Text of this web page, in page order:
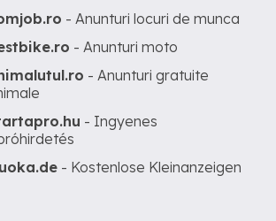
- Anunturi locuri de munca
- Anunturi moto
- Anunturi gratuite
- Ingyenes
- Kostenlose Kleinanzeigen